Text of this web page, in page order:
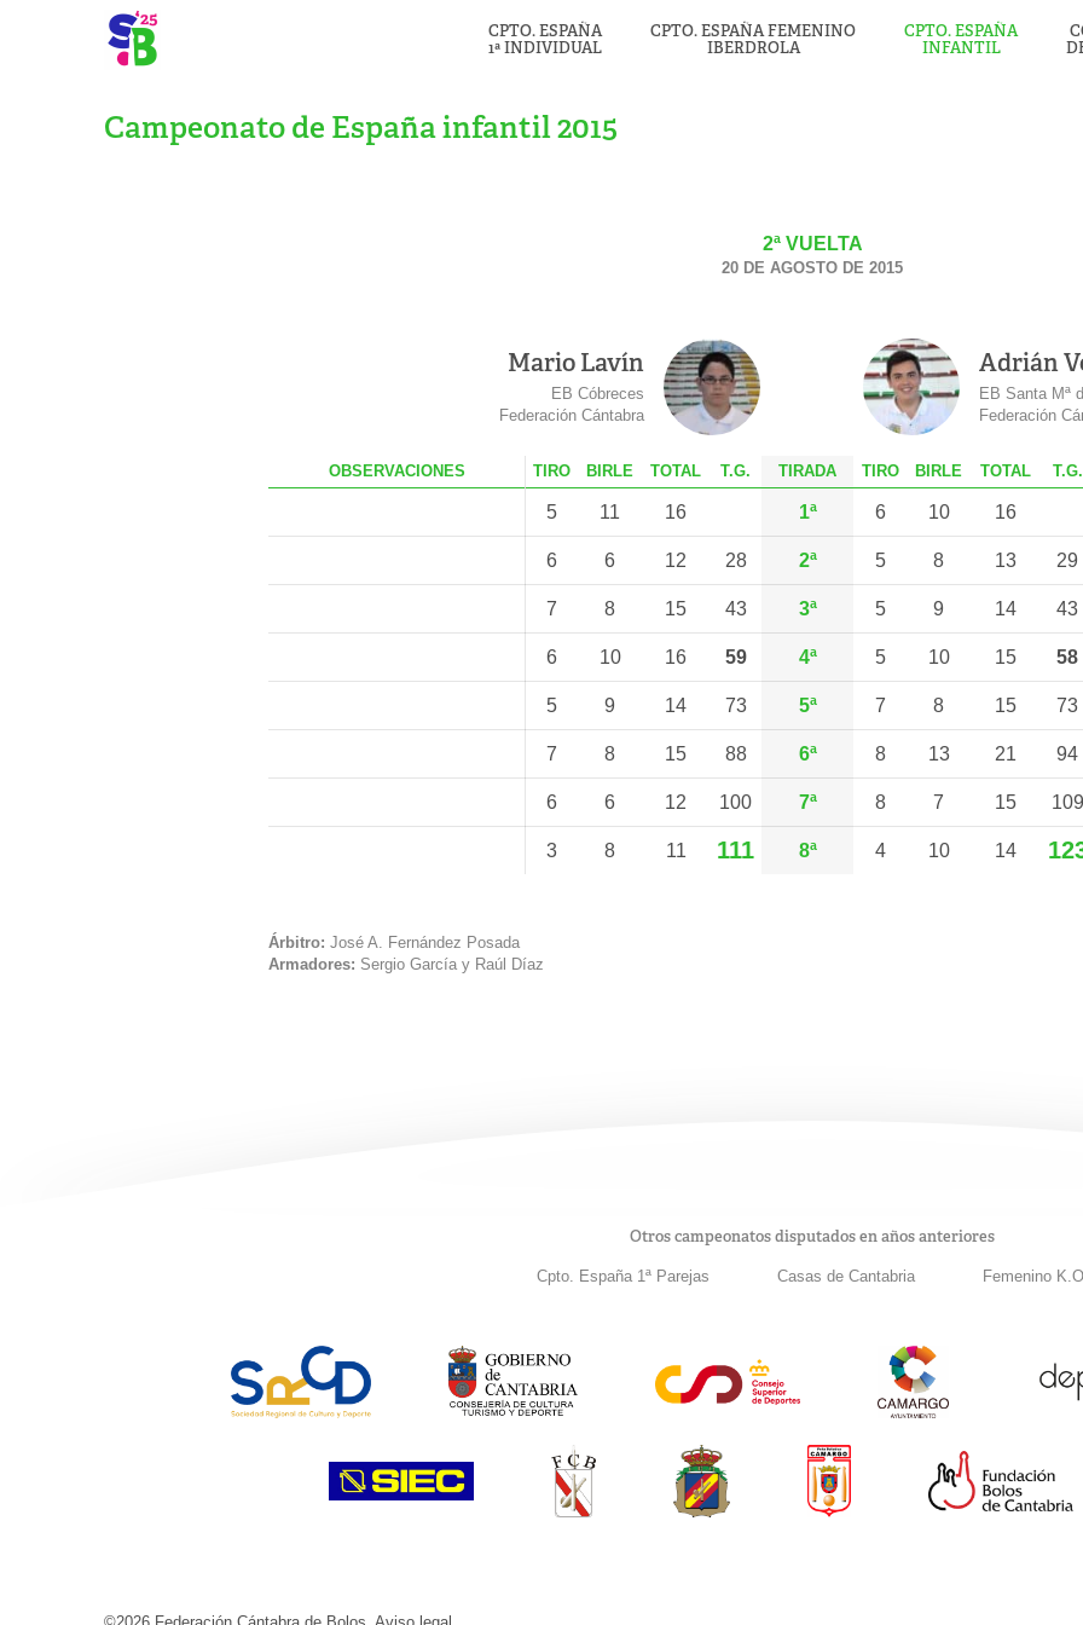
CPTO. ESPAÑA
1ª INDIVIDUAL
CPTO. ESPAÑA FEMENINO
IBERDROLA
CPTO. ESPAÑA
INFANTIL
Campeonato de España infantil 2015
2ª VUELTA
20 DE AGOSTO DE 2015
Mario Lavín
EB Cóbreces
Federación Cántabra
Adrián
EB Santa Mª
Federación
OBS ERVACIONES T IRO B IRLE TOTAL T.G. TIRADA TIRO B IRLE TOTAL T.G.
5 11 16 1ª 6 10 16
6 6 12 28 2ª 5 8 13 29
7 8 15 43 3ª 5 9 14 43
6 10 16 59 4ª 5 10 15 58
5 9 14 73 5ª 7 8 15 73
7 8 15 88 6ª 8 13 21 94
6 6 12 100 7ª 8 7 15 109
3 8 11 111 8ª 4 10 14
Árbitro: José A. Fernández Posada
Armadores: Sergio García y Raúl Díaz
Otros campeonatos disputados en años anteriores
Cpto. España 1ª Parejas Casas de Cantabria Femenino